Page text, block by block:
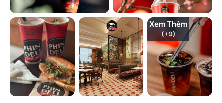
Xem Thêm
(+9)